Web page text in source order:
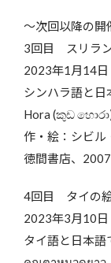
～次回以降の開
3回目 スリラ
2023年1月14日
シンハラ語と
Hora (කුඩ
作・絵：シビル
徳間書店、
4回目 タイの
2023年3月10日
タイ語と日本